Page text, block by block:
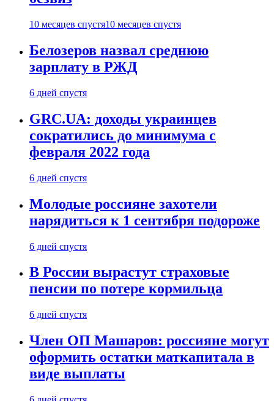
10 месяцев спустя10 месяцев спустя
Белозеров назвал среднюю
зарплату в РЖД
6 дней спустя
GRC.UA: доходы украинцев
сократились до минимума с
февраля 2022 года
6 дней спустя
Молодые россияне захотели
нарядиться к 1 сентября подороже
6 дней спустя
В России вырастут страховые
пенсии по потере кормильца
6 дней спустя
Член ОП Машаров: россияне могут
оформить остатки маткапитала в
виде выплаты